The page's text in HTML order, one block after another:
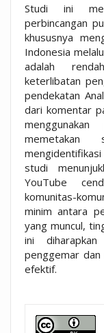
Studi ini
perbincangan
khususnya
Indonesia
adalah
keterlibatan
pendekatan
dari komentar
studi
YouTube
komunitas-
minim antara
yang muncul,
ini
penggemar
efektif.